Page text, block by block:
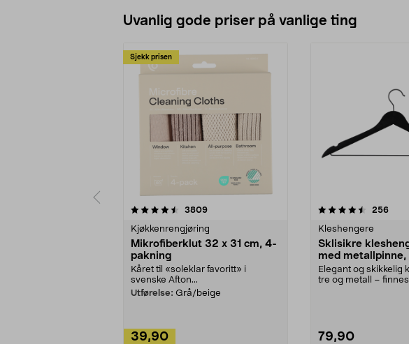
Uvanlig gode priser på vanlige ting
Sjekk prisen
3809anmeldelser
Kjøkkenrengjøring
Mikrofiberklut 32 x 31 cm, 4-
pakning
Kåret til «soleklar favoritt» i
svenske Afton...
Utførelse: Grå/beige
39,90
4.5av 5 stjerner 256
Kleshengere
Sklisikre
med
Elegant og skikkelig
tre og metall –
79,90
4.5av 5